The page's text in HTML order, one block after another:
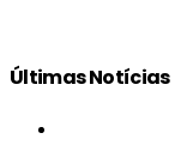
Últimas Notícias